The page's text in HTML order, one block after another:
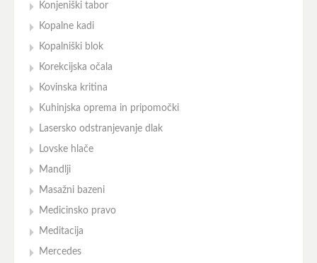
Konjeniški tabor
Kopalne kadi
Kopalniški blok
Korekcijska očala
Kovinska kritina
Kuhinjska oprema in pripomočki
Lasersko odstranjevanje dlak
Lovske hlače
Mandlji
Masažni bazeni
Medicinsko pravo
Meditacija
Mercedes